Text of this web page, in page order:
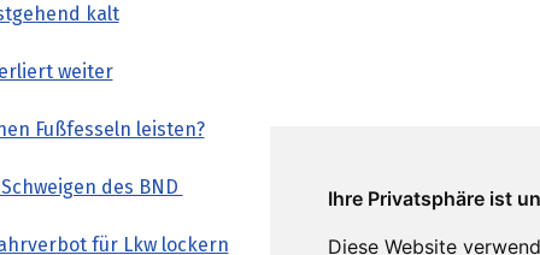
Ihre Privatsphäre ist
Diese Website
kalt
weiter
Fußfesseln leisten?
des BND
für Lkw lockern